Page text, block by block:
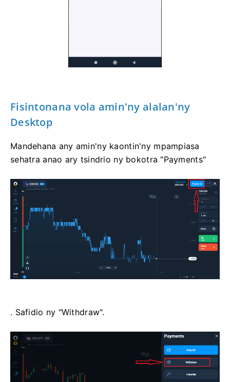
Fisintonana vola amin'ny alalan'ny
Desktop
Mandehana any amin'ny kaontin'ny mpampiasa
sehatra anao ary tsindrio ny bokotra "Payments"
. Safidio ny "Withdraw".